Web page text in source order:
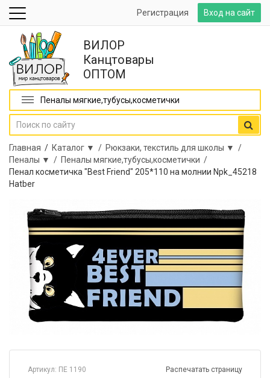
Вход на сайт
Регистрация
ВИЛОР
Канцтовары
ОПТОМ
Пеналы мягкие,тубусы,косметички
Главная / Каталог ▼ / Рюкзаки, текстиль для школы ▼ /
Пеналы ▼ / Пеналы мягкие,тубусы,косметички /
Пенал косметичка "Best Friend" 205*110 на молнии Npk_45218
Hatber
Распечатать страницу
Артикул: ПЕ 1190